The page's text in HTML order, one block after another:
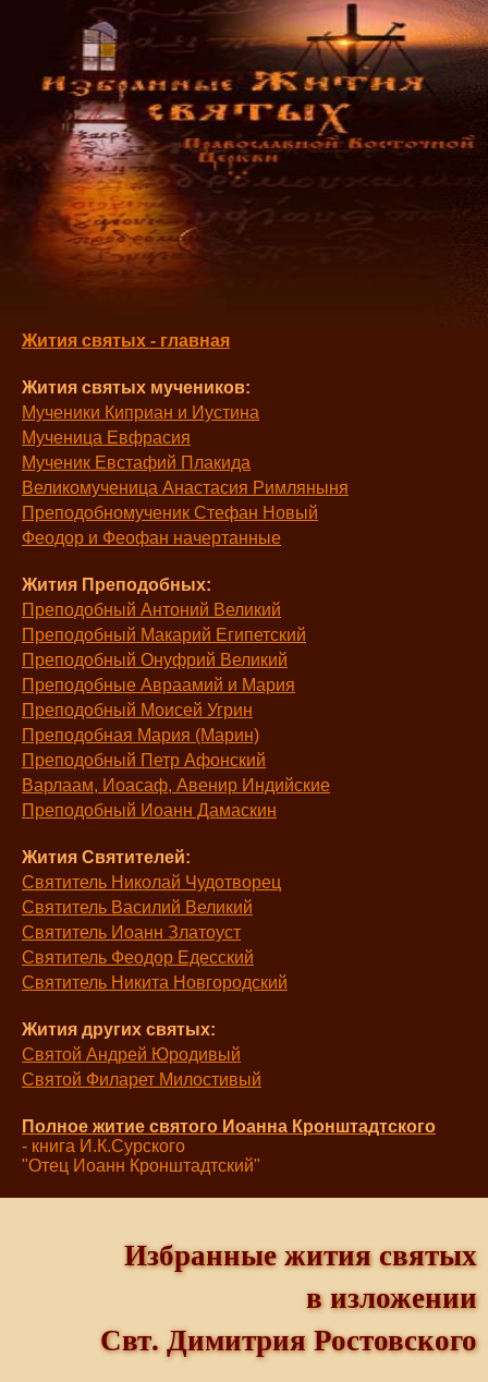
Жития святых - главная
Жития святых мучеников:
Мученики Киприан и Иустина
Мученица Евфрасия
Мученик Евстафий Плакида
Великомученица Анастасия Римляныня
Преподобномученик Стефан Новый
Феодор и Феофан начертанные
Жития Преподобных:
Преподобный Антоний Великий
Преподобный Макарий Египетский
Преподобный Онуфрий Великий
Преподобные Авраамий и Мария
Преподобный Моисей Угрин
Преподобная Мария (Марин)
Преподобный Петр Афонский
Варлаам, Иоасаф, Авенир Индийские
Преподобный Иоанн Дамаскин
Жития Святителей:
Святитель Николай Чудотворец
Святитель Василий Великий
Святитель Иоанн Златоуст
Святитель Феодор Едесский
Святитель Никита Новгородский
Жития других святых:
Святой Андрей Юродивый
Святой Филарет Милостивый
Полное житие святого Иоанна Кронштадтского
- книга И.К.Сурского
"Отец Иоанн Кронштадтский"
Избранные жития святых
в изложении
Свт. Димитрия Ростовского